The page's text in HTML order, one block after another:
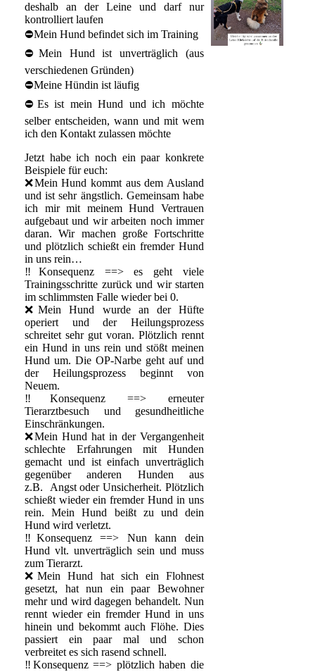
deshalb an der Leine und darf nur
kontrolliert laufen
⛔Mein Hund befindet sich im Training
⛔Mein Hund ist unverträglich (aus
verschiedenen Gründen)
⛔Meine Hündin ist läufig
⛔Es ist mein Hund und ich möchte
selber entscheiden, wann und mit wem
ich den Kontakt zulassen möchte
Jetzt habe ich noch ein paar konkrete
Beispiele für euch:
❌Mein Hund kommt aus dem Ausland
und ist sehr ängstlich. Gemeinsam habe
ich mir mit meinem Hund Vertrauen
aufgebaut und wir arbeiten noch immer
daran. Wir machen große Fortschritte
und plötzlich schießt ein fremder Hund
in uns rein…
‼️Konsequenz ==> es geht viele
Trainingsschritte zurück und wir starten
im schlimmsten Falle wieder bei 0.
❌Mein Hund wurde an der Hüfte
operiert und der Heilungsprozess
schreitet sehr gut voran. Plötzlich rennt
ein Hund in uns rein und stößt meinen
Hund um. Die OP-Narbe geht auf und
der Heilungsprozess beginnt von
Neuem.
‼️Konsequenz ==> erneuter
Tierarztbesuch und gesundheitliche
Einschränkungen.
❌Mein Hund hat in der Vergangenheit
schlechte Erfahrungen mit Hunden
gemacht und ist einfach unverträglich
gegenüber anderen Hunden aus
z.B. Angst oder Unsicherheit. Plötzlich
schießt wieder ein fremder Hund in uns
rein. Mein Hund beißt zu und dein
Hund wird verletzt.
‼️Konsequenz ==> Nun kann dein
Hund vlt. unverträglich sein und muss
zum Tierarzt.
❌Mein Hund hat sich ein Flohnest
gesetzt, hat nun ein paar Bewohner
mehr und wird dagegen behandelt. Nun
rennt wieder ein fremder Hund in uns
hinein und bekommt auch Flöhe. Dies
passiert ein paar mal und schon
verbreitet es sich rasend schnell.
‼️Konsequenz ==> plötzlich haben die